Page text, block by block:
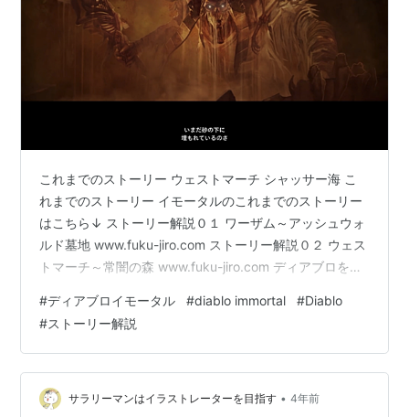
これまでのストーリー ウェストマーチ シャッサー海 こ
れまでのストーリー イモータルのこれまでのストーリー
はこちら↓ ストーリー解説０１ ワーザム～アッシュウォ
ルド墓地 www.fuku-jiro.com ストーリー解説０２ ウェス
トマーチ～常闇の森 www.fuku-jiro.com ディアブロをも
www.fuku-jiro.com ディアブロ１～３のストーリー↓
www.fuku-jiro.com ※以下ゲームのストーリーのネタバレ
になります。 ご注意ください。 ウェストマーチ 伯爵夫
人を倒して手に入れたワールドストーンの欠片をケイン
に持っ…
#ディアブロイモータル #diablo immortal #Diablo
#ストーリー解説
サラリーマンはイラストレーターを目指す • 4年前